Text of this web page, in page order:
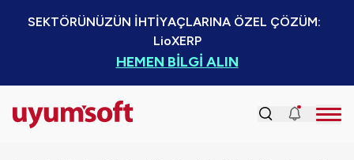
SEKTÖRÜNÜZÜN İHTİYAÇLARINA ÖZEL ÇÖZÜM:
LioXERP
HEMEN BİLGİ ALIN